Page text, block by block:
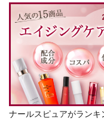
ナールスピュアがランキ